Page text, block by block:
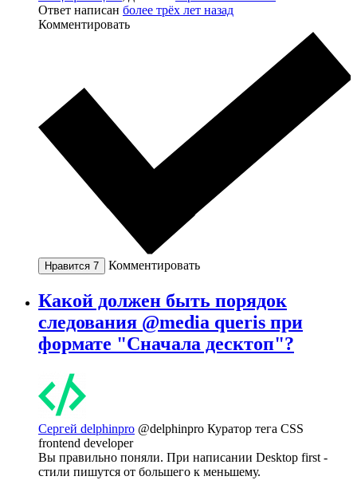
Ответ написан более трёх лет назад
Комментировать
Нравится 7 Комментировать
Какой должен быть порядок
следования @media queris при
формате "Сначала десктоп"?
Сергей delphinpro @delphinpro Куратор тега CSS
frontend developer
Вы правильно поняли. При написании Desktop first -
стили пишутся от большего к меньшему.